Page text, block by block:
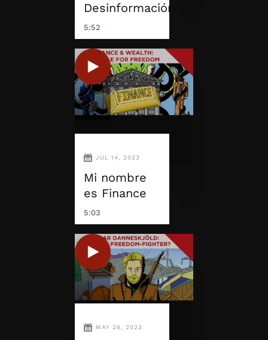
Desinformación
5:52
JUL 14, 2023
Mi nombre
es Finance
5:03
MAY 26, 2023